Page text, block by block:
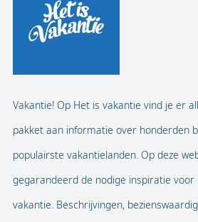
Z tot A
Vakantie! Op Het is vakantie vind je er
pakket aan informatie over honderden
populairste vakantielanden. Op deze
gegarandeerd de nodige inspiratie voor
vakantie. Beschrijvingen,